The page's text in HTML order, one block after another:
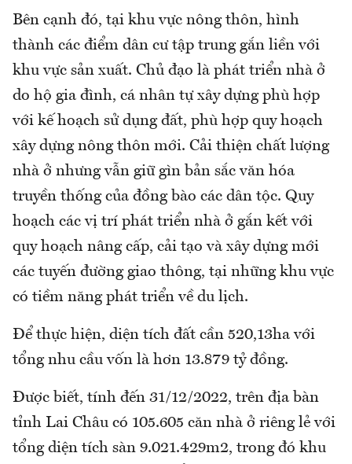
Bên cạnh đó, tại khu vực nông thôn, hình
thành các điểm dân cư tập trung gắn liền với
khu vực sản xuất. Chủ đạo là phát triển nhà ở
do hộ gia đình, cá nhân tự xây dựng phù hợp
với kế hoạch sử dụng đất, phù hợp quy hoạch
xây dựng nông thôn mới. Cải thiện chất lượng
nhà ở nhưng vẫn giữ gìn bản sắc văn hóa
truyền thống của đồng bào các dân tộc. Quy
hoạch các vị trí phát triển nhà ở gắn kết với
quy hoạch nâng cấp, cải tạo và xây dựng mới
các tuyến đường giao thông, tại những khu vực
có tiềm năng phát triển về du lịch.
Để thực hiện, diện tích đất cần 520,13ha với
tổng nhu cầu vốn là hơn 13.879 tỷ đồng.
Được biết, tính đến 31/12/2022, trên địa bàn
tỉnh Lai Châu có 105.605 căn nhà ở riêng lẻ với
tổng diện tích sàn 9.021.429m2, trong đó khu